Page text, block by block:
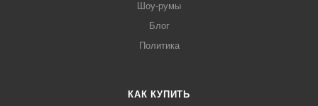
Шоу-румы
Блог
Политика
КАК КУПИТЬ